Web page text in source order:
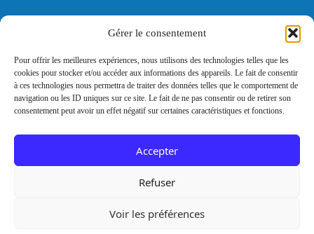
Gérer le consentement
Pour offrir les meilleures expériences, nous utilisons des technologies telles que les
cookies pour stocker et/ou accéder aux informations des appareils. Le fait de consentir
à ces technologies nous permettra de traiter des données telles que le comportement de
navigation ou les ID uniques sur ce site. Le fait de ne pas consentir ou de retirer son
consentement peut avoir un effet négatif sur certaines caractéristiques et fonctions.
Accepter
Refuser
Voir les préférences
FACEBOO
K
INSTAGRA
Remerciements